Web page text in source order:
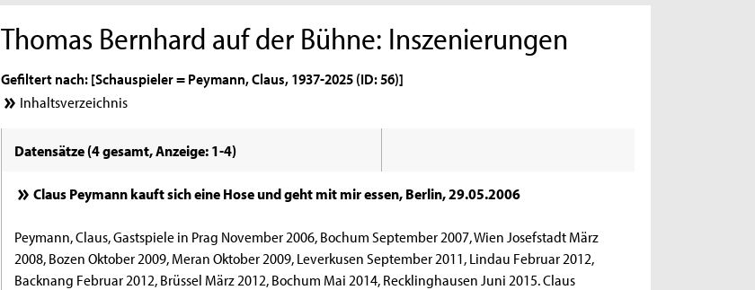
Thomas Bernhard auf der Bühne: Inszenierungen
Gefiltert nach: [Schauspieler = Peymann, Claus, 1937-2025 (ID: 56)]
Inhaltsverzeichnis
Datensätze (4 gesamt, Anzeige: 1-4)
Claus Peymann kauft sich eine Hose und geht mit mir essen, Berlin, 29.05.2006
Peymann, Claus, Gastspiele in Prag November 2006, Bochum September 2007, Wien Josefstadt März
2008, Bozen Oktober 2009, Meran Oktober 2009, Leverkusen September 2011, Lindau Februar 2012,
Backnang Februar 2012, Brüssel März 2012, Bochum Mai 2014, Recklinghausen Juni 2015. Claus